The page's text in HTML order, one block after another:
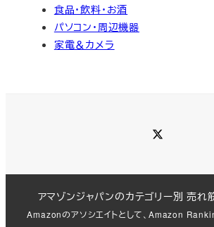
食品・飲料・お酒
パソコン・周辺機器
家電＆カメラ
アマゾンジャパンのカテゴリー別 売
Amazonのアソシエイトとして、Amazon